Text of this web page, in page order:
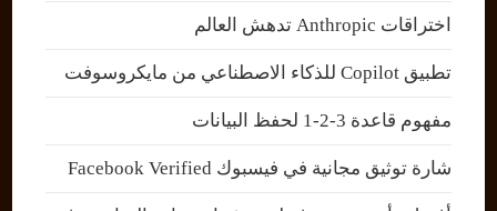
اختراقات Anthropic تدهش العالم
تطبيق Copilot للذكاء الاصطناعي من مايكروسوفت
مفهوم قاعدة 3-2-1 لحفظ البيانات
شارة توثيق مجانية في فيسبوك Facebook Verified